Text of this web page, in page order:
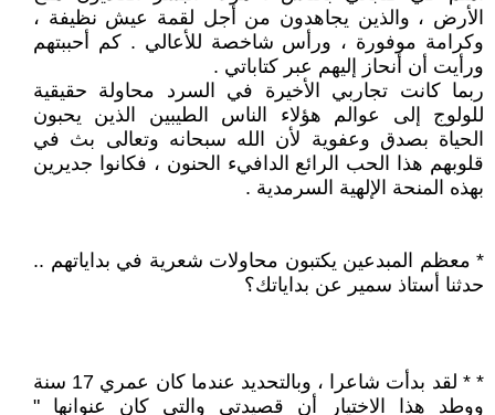
الأرض ، والذين يجاهدون من أجل لقمة عيش نظيفة ،
وكرامة موفورة ، ورأس شاخصة للأعالي . كم أحببتهم
ورأيت أن أنحاز إليهم عبر كتاباتي .
ربما كانت تجاربي الأخيرة في السرد محاولة حقيقية
للولوج إلى عوالم هؤلاء الناس الطيبين الذين يحبون
الحياة بصدق وعفوية لأن الله سبحانه وتعالى بث في
قلوبهم هذا الحب الرائع الدافيء الحنون ، فكانوا جديرين
بهذه المنحة الإلهية السرمدية .
* معظم المبدعين يكتبون محاولات شعرية في بداياتهم ..
حدثنا أستاذ سمير عن بداياتك؟
* * لقد بدأت شاعرا ، وبالتحديد عندما كان عمري 17 سنة
ووطد هذا الاختيار أن قصيدتي والتي كان عنوانها "